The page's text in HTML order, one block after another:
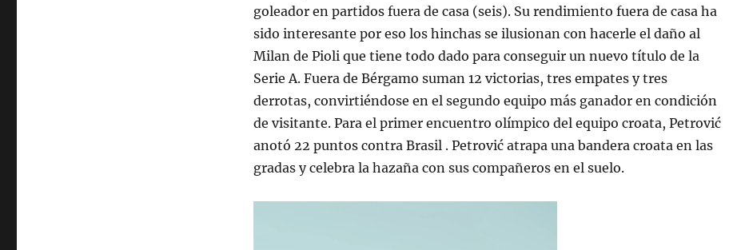
goleador en partidos fuera de casa (seis). Su rendimiento fuera de casa ha
sido interesante por eso los hinchas se ilusionan con hacerle el daño al
Milan de Pioli que tiene todo dado para conseguir un nuevo título de la
Serie A. Fuera de Bérgamo suman 12 victorias, tres empates y tres
derrotas, convirtiéndose en el segundo equipo más ganador en condición
de visitante. Para el primer encuentro olímpico del equipo croata, Petrović
anotó 22 puntos contra Brasil . Petrović atrapa una bandera croata en las
gradas y celebra la hazaña con sus compañeros en el suelo.